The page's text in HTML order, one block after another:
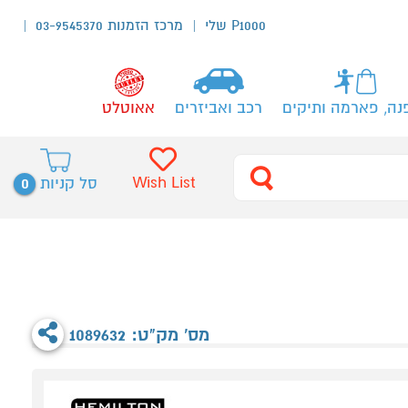
P1000 שלי מרכז הזמנות 03-9545370
פארמה ותיקים רכב ואביזרים אאוטלט
סל קניות 0 Wish List
מס' מק"ט: 1089632